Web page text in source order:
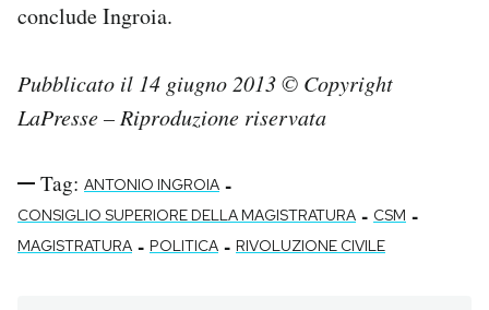
conclude Ingroia.
Pubblicato il 14 giugno 2013 © Copyright
LaPresse – Riproduzione riservata
Tag: ANTONIO INGROIA -
CONSIGLIO SUPERIORE DELLA MAGISTRATURA - CSM -
MAGISTRATURA - POLITICA - RIVOLUZIONE CIVILE